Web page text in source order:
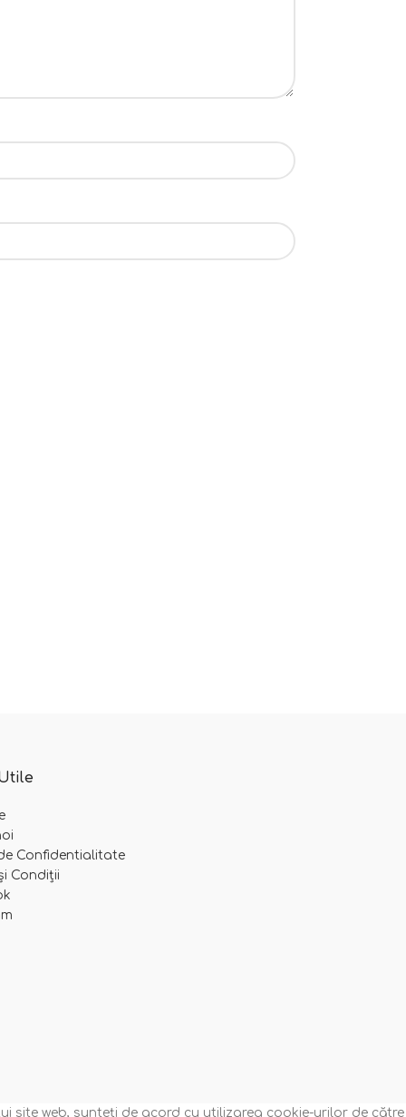
Confidentialitate
Condiții
site web, sunteți de acord cu utilizarea cookie-urilor de către